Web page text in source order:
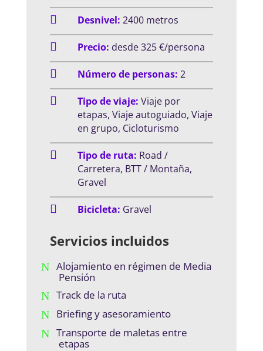
 Desnivel: 2400 metros
 Precio: desde 325 €/persona
 Número de personas: 2
 Tipo de viaje: Viaje por
etapas, Viaje autoguiado, Viaje
en grupo, Cicloturismo
 Tipo de ruta: Road /
Carretera, BTT / Montaña,
Gravel
 Bicicleta: Gravel
Servicios incluidos
Alojamiento en régimen de Media
Pensión
Track de la ruta
Briefing y asesoramiento
Transporte de maletas entre
etapas